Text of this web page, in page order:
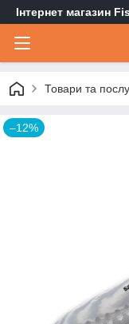
Інтернет магазин
Товари та
–12%